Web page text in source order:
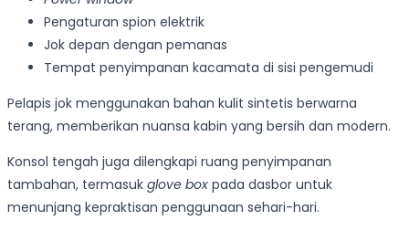
Pengaturan spion elektrik
Jok depan dengan pemanas
Tempat penyimpanan kacamata di sisi pengemudi
Pelapis jok menggunakan bahan kulit sintetis berwarna
terang, memberikan nuansa kabin yang bersih dan modern.
Konsol tengah juga dilengkapi ruang penyimpanan
tambahan, termasuk glove box pada dasbor untuk
menunjang kepraktisan penggunaan sehari-hari.